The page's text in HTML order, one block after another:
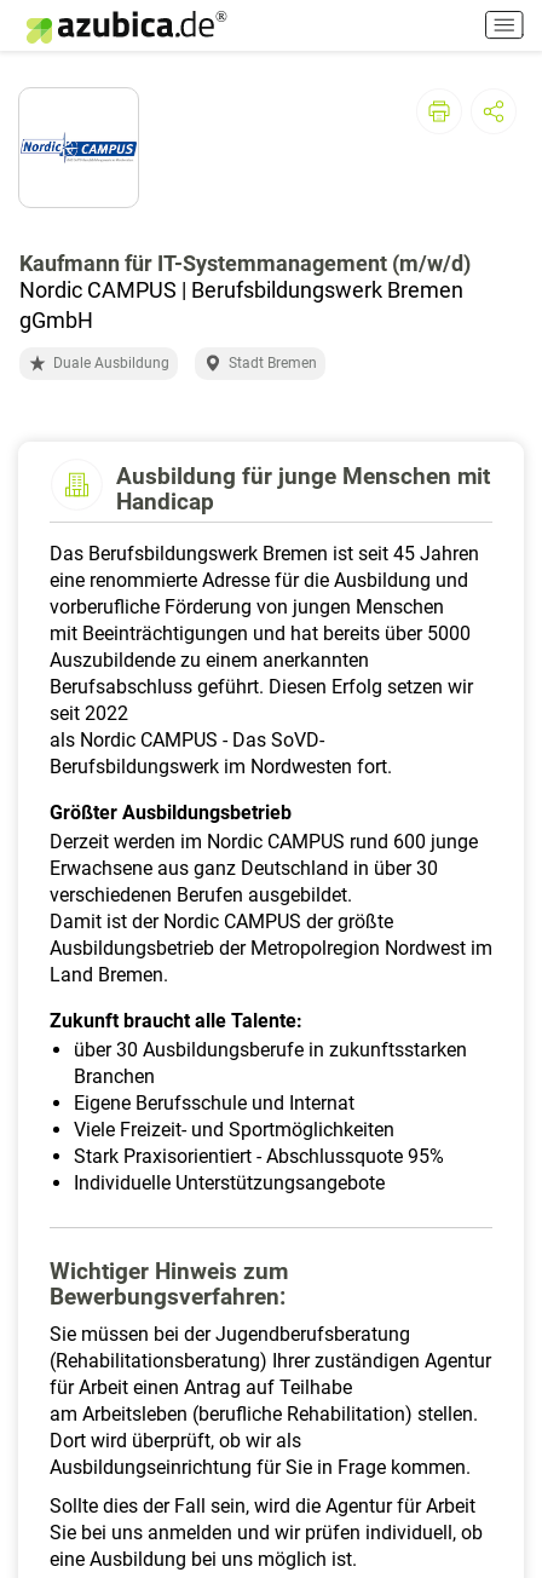
H
a
p
s
h
Kaufmann für IT-Systemmanagement (m/w/d)
Nordic CAMPUS | Berufsbildungswerk Bremen
gGmbH
Duale Ausbildung Stadt Bremen
Ausbildung für junge Menschen mit
Handicap
Das Berufsbildungswerk Bremen ist seit 45 Jahren
eine renommierte Adresse für die Ausbildung und
vorberufliche Förderung von jungen Menschen
mit Beeinträchtigungen und hat bereits über 5000
Auszubildende zu einem anerkannten
Berufsabschluss geführt. Diesen Erfolg setzen wir
seit 2022
als Nordic CAMPUS - Das SoVD-
Berufsbildungswerk im Nordwesten fort.
Größter Ausbildungsbetrieb
Derzeit werden im Nordic CAMPUS rund 600 junge
Erwachsene aus ganz Deutschland in über 30
verschiedenen Berufen ausgebildet.
Damit ist der Nordic CAMPUS der größte
Ausbildungsbetrieb der Metropolregion Nordwest im
Land Bremen.
Zukunft braucht alle Talente:
über 30 Ausbildungsberufe in zukunftsstarken
Branchen
Eigene Berufsschule und Internat
Viele Freizeit- und Sportmöglichkeiten
Stark Praxisorientiert - Abschlussquote 95%
Individuelle Unterstützungsangebote
Wichtiger Hinweis zum
Bewerbungsverfahren:
Sie müssen bei der Jugendberufsberatung
(Rehabilitationsberatung) Ihrer zuständigen Agentur
für Arbeit einen Antrag auf Teilhabe
am Arbeitsleben (berufliche Rehabilitation) stellen.
Dort wird überprüft, ob wir als
Ausbildungseinrichtung für Sie in Frage kommen.
Sollte dies der Fall sein, wird die Agentur für Arbeit
Sie bei uns anmelden und wir prüfen individuell, ob
eine Ausbildung bei uns möglich ist.